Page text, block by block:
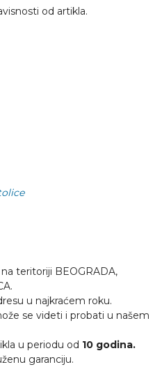
od artikla.
teritoriji BEOGRADA,
u najkraćem roku.
se videti i probati u našem
u periodu od 10 godina.
garanciju.